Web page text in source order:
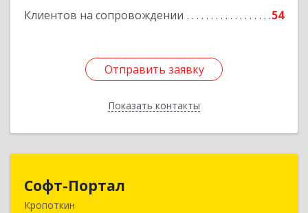
Клиентов на сопровождении 54
Отправить заявку
Показать контакты
Отправить заявку
Назад
Софт-Портал
Кропоткин
352395, Краснодарский край, Кавказский р-н,